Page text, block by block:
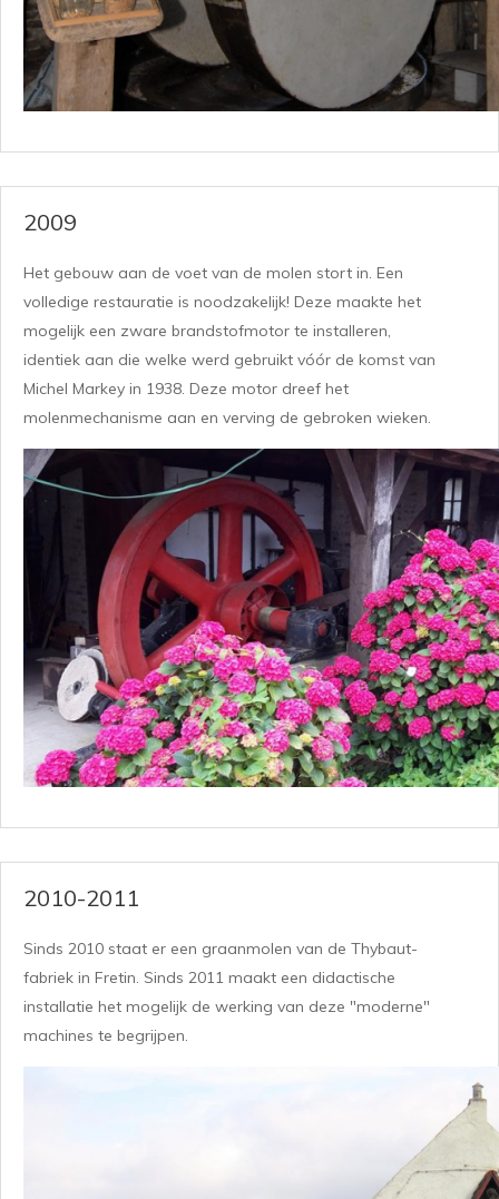
2009
Het gebouw aan de voet van de molen stort in. Een
volledige restauratie is noodzakelijk! Deze maakte het
mogelijk een zware brandstofmotor te installeren,
identiek aan die welke werd gebruikt vóór de komst van
Michel Markey in 1938. Deze motor dreef het
molenmechanisme aan en verving de gebroken wieken.
2010-2011
Sinds 2010 staat er een graanmolen van de Thybaut-
fabriek in Fretin. Sinds 2011 maakt een didactische
installatie het mogelijk de werking van deze "moderne"
machines te begrijpen.